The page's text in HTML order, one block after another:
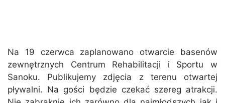
Na 19 czerwca zaplanowano otwarcie basenów
zewnętrznych Centrum Rehabilitacji i Sportu w
Sanoku. Publikujemy zdjęcia z terenu otwartej
pływalni. Na gości będzie czekać szereg atrakcji.